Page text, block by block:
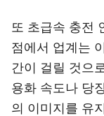
또 초급속 충전
점에서 업계는
간이 걸릴 것으
용화 속도나 당
의 이미지를 유